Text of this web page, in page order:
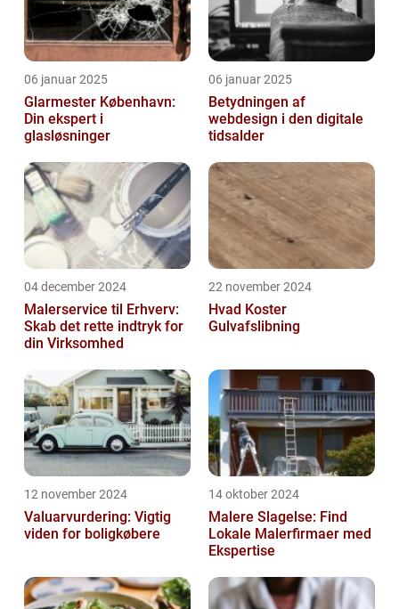
06 januar 2025
Glarmester København:
Din ekspert i
glasløsninger
06 januar 2025
Betydningen af
webdesign i den digitale
tidsalder
04 december 2024
Malerservice til Erhverv:
Skab det rette indtryk for
din Virksomhed
22 november 2024
Hvad Koster
Gulvafslibning
12 november 2024
Valuarvurdering: Vigtig
viden for boligkøbere
14 oktober 2024
Malere Slagelse: Find
Lokale Malerfirmaer med
Ekspertise